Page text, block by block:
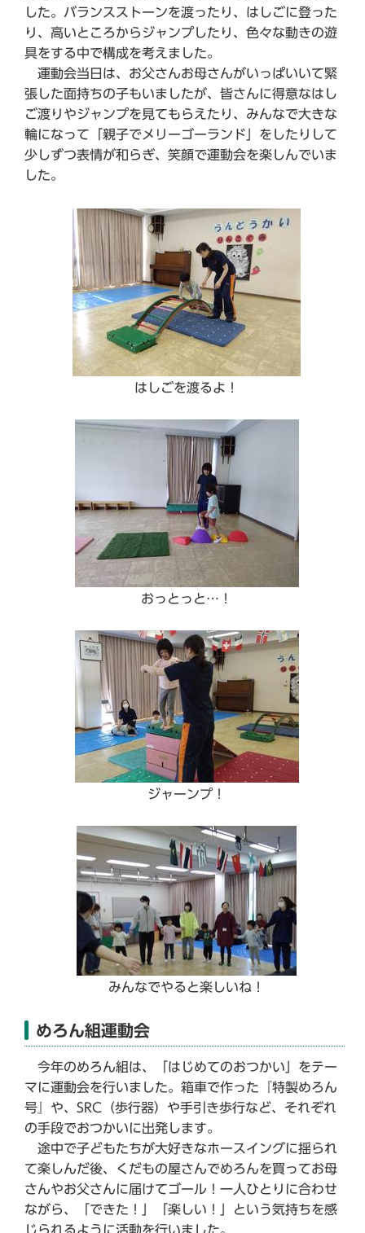
した。バランスストーンを渡ったり、はしごに登った
り、高いところからジャンプしたり、色々な動きの遊
具をする中で構成を考えました。
運動会当日は、お父さんお母さんがいっぱいいて緊
張した面持ちの子もいましたが、皆さんに得意なはし
ご渡りやジャンプを見てもらえたり、みんなで大きな
輪になって「親子でメリーゴーランド」をしたりして
少しずつ表情が和らぎ、笑顔で運動会を楽しんでいま
した。
はしごを渡るよ！
おっとっと…！
ジャーンプ！
みんなでやると楽しいね！
めろん組運動会
今年のめろん組は、「はじめてのおつかい」をテー
マに運動会を行いました。箱車で作った『特製めろん
号』や、SRC（歩行器）や手引き歩行など、それぞれ
の手段でおつかいに出発します。
途中で子どもたちが大好きなホースイングに揺られ
て楽しんだ後、くだもの屋さんでめろんを買ってお母
さんやお父さんに届けてゴール！一人ひとりに合わせ
ながら、「できた！」「楽しい！」という気持ちを感
じられるように活動を行いました。